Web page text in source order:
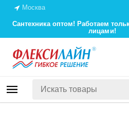
Москва
Сантехника оптом! Работаем
лицами!